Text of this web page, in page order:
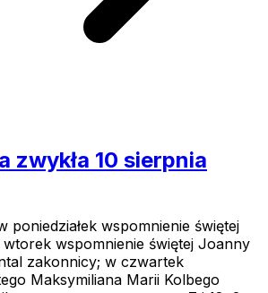
zwykła 10 sierpnia
poniedziałek wspomnienie świętej
wspomnienie świętej Joanny
zakonnicy; w czwartek
Maksymiliana Marii Kolbego